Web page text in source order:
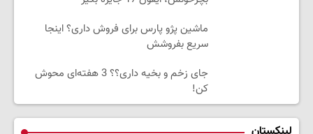
ماشین پژو پارس برای فروش داری؟ اینجا
سریع بفروشش
جای زخم و بخیه داری؟؟ 3 هفته‌ای محوش
کن!